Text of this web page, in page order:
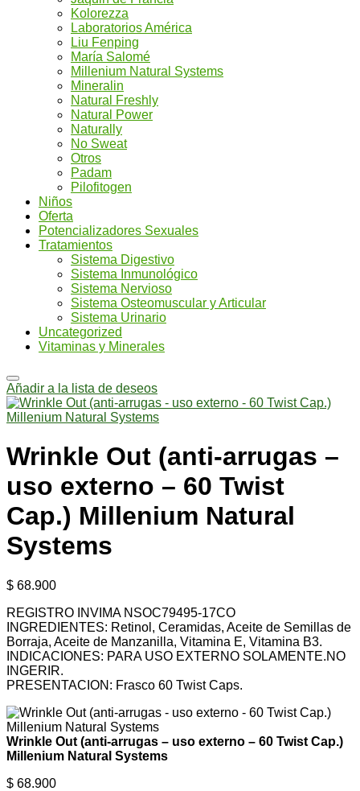
Kolorezza
Laboratorios América
Liu Fenping
María Salomé
Millenium Natural Systems
Mineralin
Natural Freshly
Natural Power
Naturally
No Sweat
Otros
Padam
Pilofitogen
Niños
Oferta
Potencializadores Sexuales
Tratamientos
Sistema Digestivo
Sistema Inmunológico
Sistema Nervioso
Sistema Osteomuscular y Articular
Sistema Urinario
Uncategorized
Vitaminas y Minerales
Añadir a la lista de deseos
Wrinkle Out (anti-arrugas –
uso externo – 60 Twist
Cap.) Millenium Natural
Systems
$ 68.900
REGISTRO INVIMA NSOC79495-17CO
INGREDIENTES: Retinol, Ceramidas, Aceite de Semillas de
Borraja, Aceite de Manzanilla, Vitamina E, Vitamina B3.
INDICACIONES: PARA USO EXTERNO SOLAMENTE.NO
INGERIR.
PRESENTACION: Frasco 60 Twist Caps.
Wrinkle Out (anti-arrugas – uso externo – 60 Twist Cap.)
Millenium Natural Systems
$ 68.900